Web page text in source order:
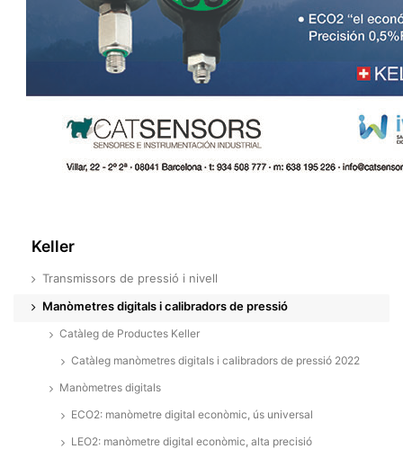
Keller
Transmissors de pressió i nivell
Manòmetres digitals i calibradors de pressió
Catàleg de Productes Keller
Catàleg manòmetres digitals i calibradors de pressió 2022
Manòmetres digitals
ECO2: manòmetre digital econòmic, ús universal
LEO2: manòmetre digital econòmic, alta precisió